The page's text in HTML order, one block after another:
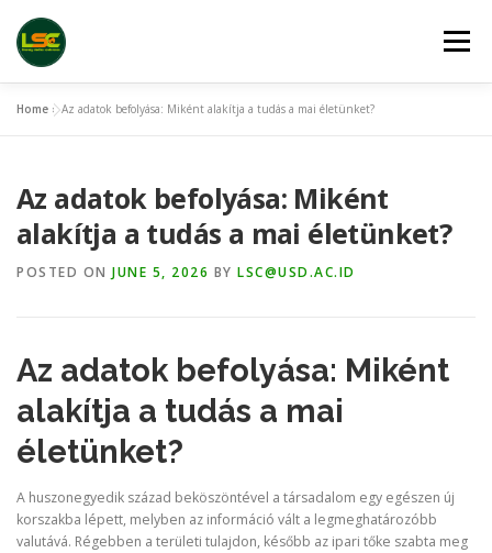
content
Menu
ACCEPTED ABSTRACTS VENUES LINKS
Home »Az adatok befolyása: Miként alakítja a tudás a mai életünket?
Az adatok befolyása: Miként
alakítja a tudás a mai életünket?
POSTED ON JUNE 5, 2026 BY LSC@USD.AC.ID
Az adatok befolyása: Miként
alakítja a tudás a mai
életünket?
A huszonegyedik század beköszöntével a társadalom egy egészen új
korszakba lépett, melyben az információ vált a legmeghatározóbb
valutává. Régebben a területi tulajdon, később az ipari tőke szabta meg